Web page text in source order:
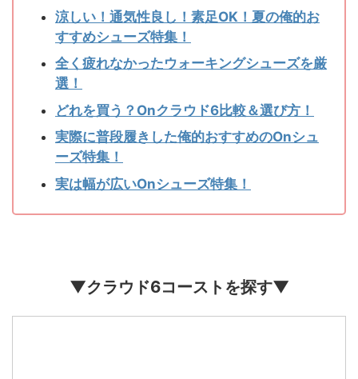
涼しい！通気性良し！素足OK！夏の俺的お
すすめシューズ特集！
全く疲れなかったウォーキングシューズを厳
選！
どれを買う？Onクラウド6比較＆選び方！
実際に普段履きした俺的おすすめのOnシュ
ーズ特集！
実は幅が広いOnシューズ特集！
▼クラウド6コーストを探す▼